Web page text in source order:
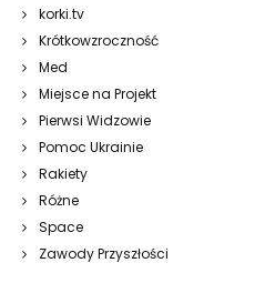
korki.tv
Krótkowzroczność
Med
Miejsce na Projekt
Pierwsi Widzowie
Pomoc Ukrainie
Rakiety
Różne
Space
Zawody Przyszłości